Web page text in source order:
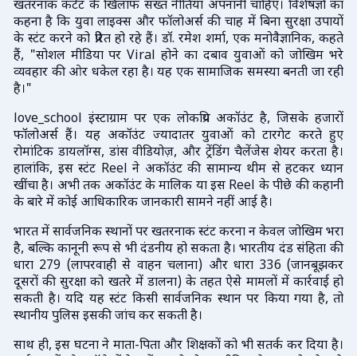
खतरनाक कंटेंट के खिलाफ सख्त नीतियां अपनानी चाहिए। विशेषज्ञों का
कहना है कि युवा लाइक्स और फॉलोअर्स की चाह में बिना सुरक्षा उपायों
के स्टंट करने को प्रेरित हो रहे हैं। डॉ. रमेश शर्मा, एक मनोवैज्ञानिक, कहते
हैं, "सोशल मीडिया पर Viral होने का दबाव युवाओं को जोखिम भरे
व्यवहार की ओर धकेल रहा है। यह एक सामाजिक समस्या बनती जा रही
है।"
love_school इंस्टाग्राम पर एक लोकप्रिय अकॉउंट है, जिसके हजारों
फॉलोअर्स हैं। यह अकॉउंट ज्यादातर युवाओं को टारगेट करते हुए
रोमांटिक डायलॉग्स, डांस वीडियोज़, और ट्रेंडिंग चैलेंजेस शेयर करता है।
हालांकि, इस स्टंट Reel ने अकॉउंट की सामान्य थीम से हटकर ध्यान
खींचा है। अभी तक अकॉउंट के मालिक या इस Reel के पीछे की कहानी
के बारे में कोई आधिकारिक जानकारी सामने नहीं आई है।
भारत में सार्वजनिक स्थानों पर खतरनाक स्टंट करना न केवल जोखिम भरा
है, बल्कि कानूनी रूप से भी दंडनीय हो सकता है। भारतीय दंड संहिता की
धारा 279 (लापरवाही से वाहन चलाना) और धारा 336 (जानबूझकर
दूसरों की सुरक्षा को खतरे में डालना) के तहत ऐसे मामलों में कार्रवाई हो
सकती है। यदि यह स्टंट किसी सार्वजनिक स्थान पर किया गया है, तो
स्थानीय पुलिस इसकी जांच कर सकती है।
साथ ही, इस घटना ने माता-पिता और शिक्षकों को भी सतर्क कर दिया है।